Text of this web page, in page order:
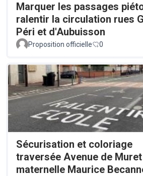
Marquer les passages
ralentir la circulation rues
Péri et d'Aubuisson
Proposition officielle 0
Sécurisation et coloriage
traversée Avenue de
maternelle Maurice